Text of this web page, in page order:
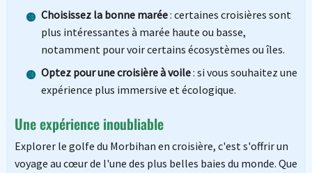
Choisissez la bonne marée: certaines croisières sont
plus intéressantes à marée haute ou basse,
notamment pour voir certains écosystèmes ou îles.
Optez pour une croisière à voile: si vous souhaitez une
expérience plus immersive et écologique.
Une expérience inoubliable
Explorer le golfe du Morbihan en croisière, c'est s'offrir un
voyage au cœur de l'une des plus belles baies du monde. Que